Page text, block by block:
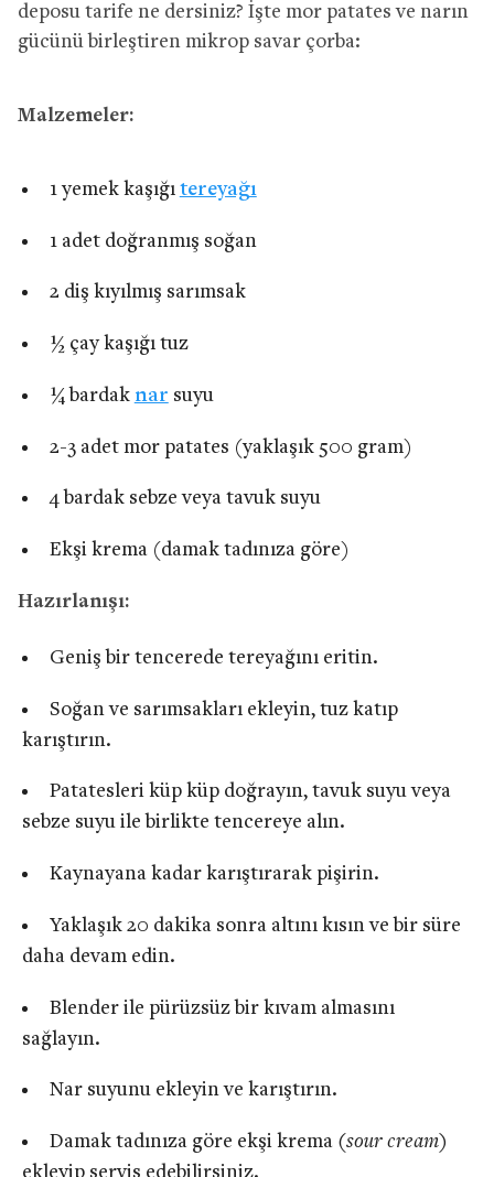
deposu tarife ne dersiniz? İşte mor patates ve narın
gücünü birleştiren mikrop savar çorba:
Malzemeler:
1 yemek kaşığı tereyağı
1 adet doğranmış soğan
2 diş kıyılmış sarımsak
½ çay kaşığı tuz
¼ bardak nar suyu
2-3 adet mor patates (yaklaşık 500 gram)
4 bardak sebze veya tavuk suyu
Ekşi krema (damak tadınıza göre)
Hazırlanışı:
Geniş bir tencerede tereyağını eritin.
Soğan ve sarımsakları ekleyin, tuz katıp
karıştırın.
Patatesleri küp küp doğrayın, tavuk suyu veya
sebze suyu ile birlikte tencereye alın.
Kaynayana kadar karıştırarak pişirin.
Yaklaşık 20 dakika sonra altını kısın ve bir süre
daha devam edin.
Blender ile pürüzsüz bir kıvam almasını
sağlayın.
Nar suyunu ekleyin ve karıştırın.
Damak tadınıza göre ekşi krema (sour cream)